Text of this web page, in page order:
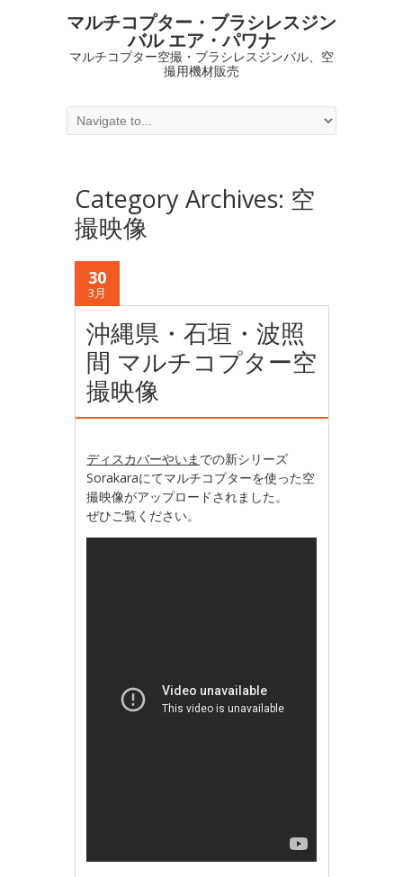
マルチコプター・ブラシレスジン
バル エア・パワナ
マルチコプター空撮・ブラシレスジンバル、空
撮用機材販売
Category Archives: 空
撮映像
30
3月
沖縄県・石垣・波照
間 マルチコプター空
撮映像
ディスカバーやいま での新シリーズ
Sorakaraにてマルチコプターを使った空
撮映像がアップロードされました。
ぜひご覧ください。